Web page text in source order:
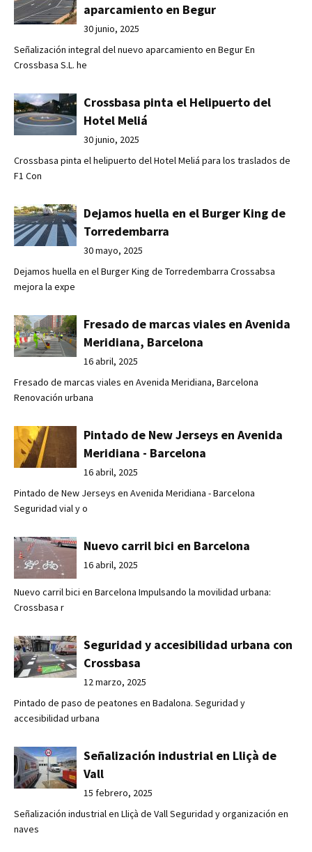
aparcamiento en Begur
30 junio, 2025
Señalización integral del nuevo aparcamiento en Begur En
Crossbasa S.L. he
Crossbasa pinta el Helipuerto del
Hotel Meliá
30 junio, 2025
Crossbasa pinta el helipuerto del Hotel Meliá para los traslados de
F1 Con
Dejamos huella en el Burger King de
Torredembarra
30 mayo, 2025
Dejamos huella en el Burger King de Torredembarra Crossabsa
mejora la expe
Fresado de marcas viales en Avenida
Meridiana, Barcelona
16 abril, 2025
Fresado de marcas viales en Avenida Meridiana, Barcelona
Renovación urbana
Pintado de New Jerseys en Avenida
Meridiana - Barcelona
16 abril, 2025
Pintado de New Jerseys en Avenida Meridiana - Barcelona
Seguridad vial y o
Nuevo carril bici en Barcelona
16 abril, 2025
Nuevo carril bici en Barcelona Impulsando la movilidad urbana:
Crossbasa r
Seguridad y accesibilidad urbana con
Crossbasa
12 marzo, 2025
Pintado de paso de peatones en Badalona. Seguridad y
accesibilidad urbana
Señalización industrial en Lliçà de
Vall
15 febrero, 2025
Señalización industrial en Lliçà de Vall Seguridad y organización en
naves